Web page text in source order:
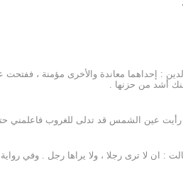
: إحداهما معاندة والأخرى مؤمنة ،
أشد من حزنها .
رأيت عين الشمس قد تدلى للغروب فاعلمني
ان لا ترى رجلا ، ولا يراها رجل . وفي رواية :